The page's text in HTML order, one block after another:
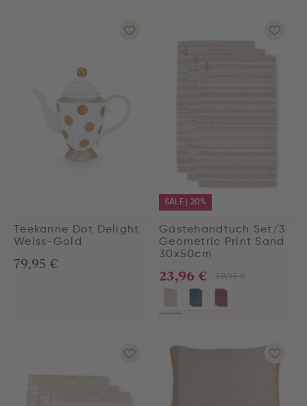
Teekanne Dot Delight
Weiss-Gold
79,95 €
SALE | 20%
Gästehandtuch Set/3
Geometric Print Sand
30x50cm
29,95 €
23,96 €